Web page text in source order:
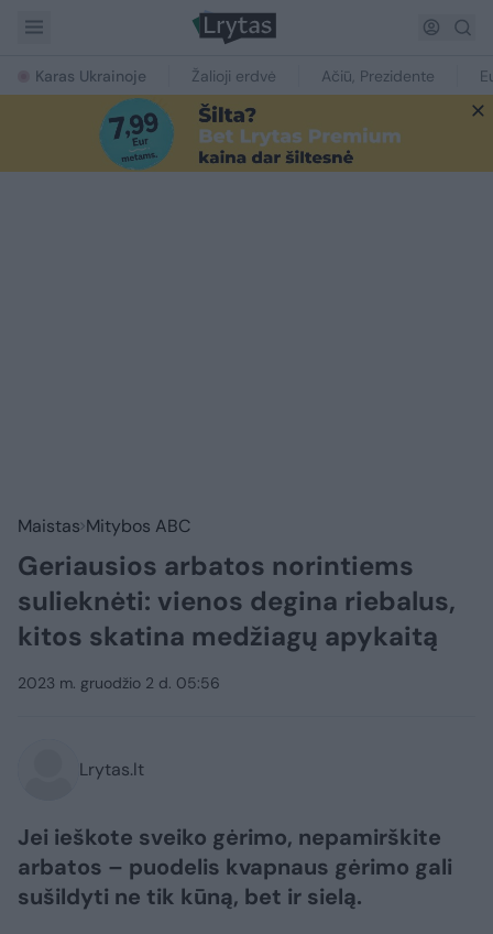
Karas Ukrainoje Žalioji erdvė Ačiū, Prezidente
Maistas Mitybos ABC
Geriausios arbatos norintiems
sulieknėti: vienos degina riebalus,
kitos skatina medžiagų apykaitą
2023 m. gruodžio 2 d. 05:56
Lrytas.lt
Jei ieškote sveiko gėrimo, nepamirškite
arbatos – puodelis kvapnaus gėrimo gali
sušildyti ne tik kūną, bet ir sielą.